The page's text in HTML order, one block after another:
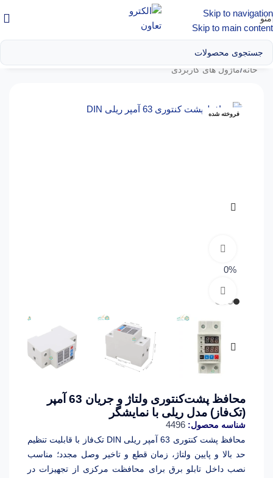
Skip to navigation
Skip to main content
منو
خانه/ماژول های کاربردی
فروخته شده
0%
محافظ پشت‌کنتوری ولتاژ و جریان 63 آمپر
(تک‌فاز) مدل ریلی با نمایشگر
شناسه محصول: 4496
محافظ پشت کنتوری 63 آمپر ریلی DIN تک‌فاز با قابلیت تنظیم
حد بالا و پایین ولتاژ، زمان قطع و تاخیر وصل مجدد؛ مناسب
نصب داخل تابلو برق برای محافظت مرکزی از تجهیزات در